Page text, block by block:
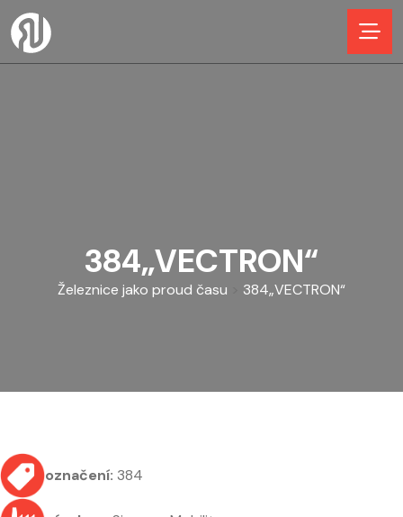
384„VECTRON“
Železnice jako proud času 384„VECTRON“
označení: 384